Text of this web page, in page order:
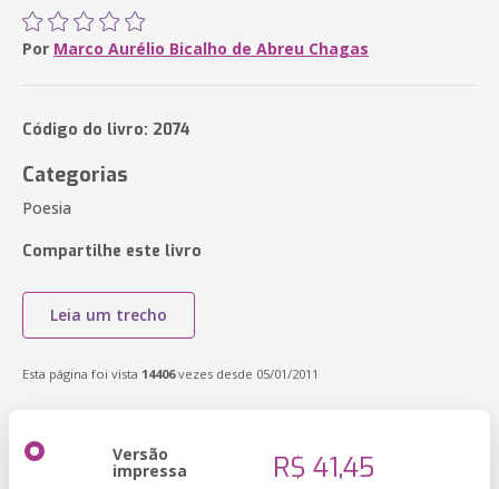
Por Marco Aurélio Bicalho de Abreu Chagas
Código do livro: 2074
Categorias
Poesia
Compartilhe este livro
Leia um trecho
Esta página foi vista 14406vezes desde 05/01/2011
Versão
impressa R$ 41,45